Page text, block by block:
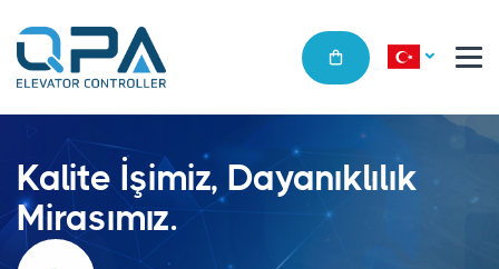
Kalite İşimiz, Dayanıklılık
Mirasımız.